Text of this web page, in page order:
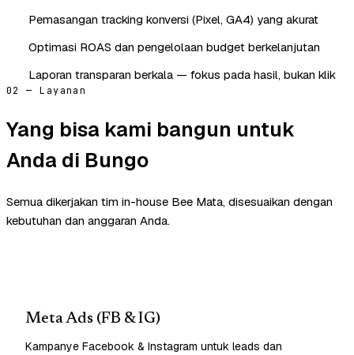
Pemasangan tracking konversi (Pixel, GA4) yang akurat
Optimasi ROAS dan pengelolaan budget berkelanjutan
Laporan transparan berkala — fokus pada hasil, bukan klik
02 — Layanan
Yang bisa kami bangun untuk
Anda di Bungo
Semua dikerjakan tim in-house Bee Mata, disesuaikan dengan
kebutuhan dan anggaran Anda.
Meta Ads (FB & IG)
Kampanye Facebook & Instagram untuk leads dan